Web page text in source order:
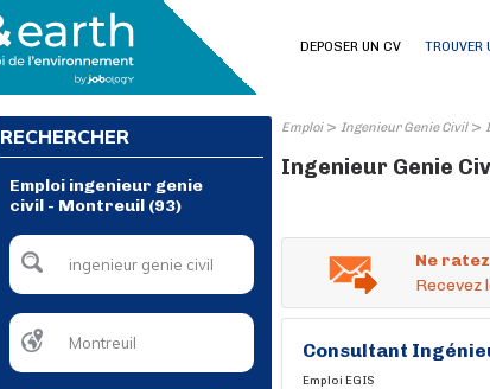
DEPOSER UN CV TROUVER
RECHERCHER
Emploi ingenieur genie
civil - Montreuil (93)
Emploi> Ingenieur Genie Civil>
Ingenieur Genie
Ne
Recevez
Consultant
Emploi EGIS